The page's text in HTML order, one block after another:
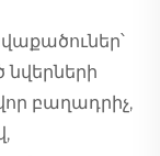
բաղադրիչ,